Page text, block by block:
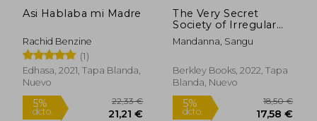
Asi Hablaba mi Madre
Rachid Benzine
(1)
Edhasa, 2021, Tapa Blanda,
Nuevo
The Very Secret
Society of Irregular
Witches (en Inglés)
Mandanna, Sangu
Berkley Books, 2022, Tapa
Blanda, Nuevo